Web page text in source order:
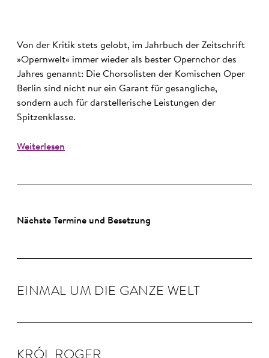
Von der Kritik stets gelobt, im Jahrbuch der Zeitschrift
»Opernwelt« immer wieder als bester Opernchor des
Jahres genannt: Die Chorsolisten der Komischen Oper
Berlin sind nicht nur ein Garant für gesangliche,
sondern auch für darstellerische Leistungen der
Spitzenklasse.
Weiterlesen
Nächste Termine und Besetzung
EINMAL UM DIE GANZE WELT
KRÓL RO­GER